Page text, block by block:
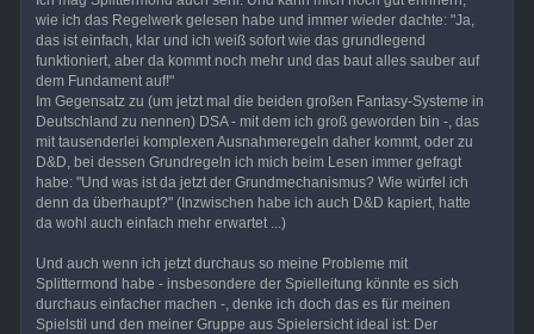
wie ich das Regelwerk gelesen habe und immer wieder dachte: "Ja,
das ist einfach, klar und ich weiß sofort wie das grundlegend
funktioniert, aber da kommt noch mehr und das baut alles sauber auf
dem Fundament auf!"
Im Gegensatz zu (um jetzt mal die beiden großen Fantasy-Systeme in
Deutschland zu nennen) DSA - mit dem ich groß geworden bin -, das
mit tausenderlei komplexen Ausnahmeregeln daher kommt, oder zu
D&D, bei dessen Grundregeln ich mich beim Lesen immer gefragt
habe: "Und was ist da jetzt der Grundmechanismus? Wie würfel ich
denn da überhaupt?" (Inzwischen habe ich auch D&D kapiert, hatte
da wohl auch einfach mehr erwartet ...)
Und auch wenn ich jetzt durchaus so meine Probleme mit
Splittermond habe - insbesondere der Spielleitung könnte es sich
durchaus einfacher machen -, denke ich doch das es für meinen
Spielstil und den meiner Gruppe aus Spielersicht ideal ist: Der